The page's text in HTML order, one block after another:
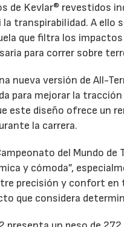
de Kevlar® revestidos
transpirabilidad. A ello
que filtra los
para correr sobre
nueva versión de All-
para mejorar la
este diseño ofrece un
la carrera.
del Mundo
y cómoda”,
precisión y confort
que considera